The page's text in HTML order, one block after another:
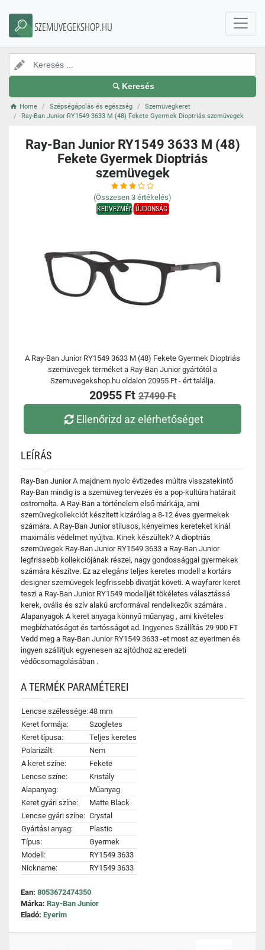
SZEMUVEGEKSHOP.HU
Keresés
Home Szépségápolás és egészség
Szemüvegkeret
Ray-Ban Junior RY1549 3633 M (48) Fekete Gyermek Dioptriás szemüvegek
Ray-Ban Junior RY1549 3633 M (48)
Fekete Gyermek Dioptriás
szemüvegek
(Összesen 3 értékelés)
KEDVEZMÉNYÚJDONSÁG
A Ray-Ban Junior RY1549 3633 M (48) Fekete Gyermek Dioptriás
szemüvegek terméket a Ray-Ban Junior gyártótól a
Szemuvegekshop.hu oldalon 20955 Ft - ért találja.
20955 Ft 27490 Ft
Ellenőrizd az elérhetőséget
LEÍRÁS
Ray-Ban Junior A majdnem nyolc évtizedes múltra visszatekintő
Ray-Ban mindig is a szemüveg tervezés és a pop-kultúra határait
ostromolta. A Ray-Ban a történelem első márkája, ami
szemüvegkollekciót készített kizárólag a 8-12 éves gyermekek
számára. A Ray-Ban Junior stílusos, kényelmes kereteket kínál
maximális védelmet nyújtva. Kinek készültek? A dioptriás
szemüvegek Ray-Ban Junior RY1549 3633 a Ray-Ban Junior
legfrissebb kollekciójának részei, nagy gondossággal gyermekek
számára készítve. Ez az elegáns teljes keretes modell a kortárs
designer szemüvegek legfrissebb divatját követi. A wayfarer keret
teszi a Ray-Ban Junior RY1549 modelljét tökéletes választássá
kerek, ovális és szív alakú arcformával rendelkezők számára .
Alapanyagok A keret anyaga könnyű műanyag , ami kivételes
megbízhatóságot és tartósságot ad. Ingyenes Szállítás 29 900 FT
Vedd meg a Ray-Ban Junior RY1549 3633 -et most az eyerimen és
ingyen szállítjuk egyenesen az ajtódhoz az eredeti
védőcsomagolásában .
A TERMÉK PARAMÉTEREI
Lencse szélessége:48 mm
Keret formája:
Szogletes
Keret típusa:
Teljes keretes
Polarizált:
Nem
A keret színe:
Fekete
Lencse színe:
Kristály
Alapanyag:
Műanyag
Keret gyári színe:
Matte Black
Lencse gyári színe: Crystal
Gyártási anyag:
Plastic
Típus:
Gyermek
Modell:
RY1549 3633
Nickname:
RY1549 3633
Ean: 8053672474350
Márka: Ray-Ban Junior
Eladó: Eyerim